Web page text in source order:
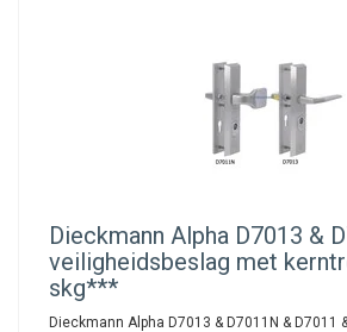
Dieckmann Alpha D7013 &
veiligheidsbeslag met
skg***
Dieckmann Alpha D7013 & D7011N & D7011